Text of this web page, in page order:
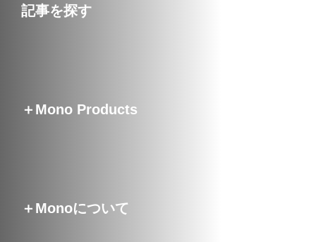
記事を探す
＋Mono Products
＋Monoについて